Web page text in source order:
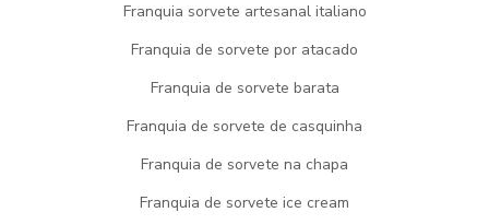
Franquia sorvete artesanal italiano
Franquia de sorvete por atacado
Franquia de sorvete barata
Franquia de sorvete de casquinha
Franquia de sorvete na chapa
Franquia de sorvete ice cream
sorvetes, picolés e açaí. Aqui se busca o que há de melhor na
atualidade para seus clientes.
Então, não deixe essa oportunidade passar, solicite seu
canais para um atendimento personalizado parafranquia de
atendimento personalizado ao cliente e terão o maior prazer em
auxiliar com suas dúvidas.